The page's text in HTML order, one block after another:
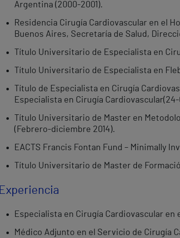
Argentina (2000-2001).
Residencia Cirugía Cardiovascular en el
Buenos Aires, Secretaría de Salud,
Título Universitario de Especialista en
Título Universitario de Especialista en
Título de Especialista en Cirugía
Especialista en Cirugía Cardiovascular(24-
Título Universitario de Master en
(Febrero-diciembre 2014).
EACTS Francis Fontan Fund – Minimally
Título Universitario de Master de
Experiencia
Especialista en Cirugía Cardiovascular
Médico Adjunto en el Servicio de Cirugía